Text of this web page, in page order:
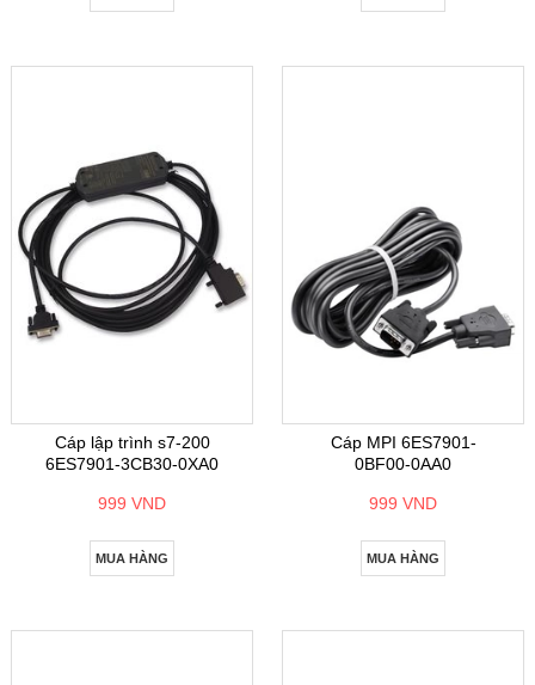
Cáp lập trình s7-200
6ES7901-3CB30-0XA0
999 VND
MUA HÀNG
Cáp MPI 6ES7901-
0BF00-0AA0
999 VND
MUA HÀNG